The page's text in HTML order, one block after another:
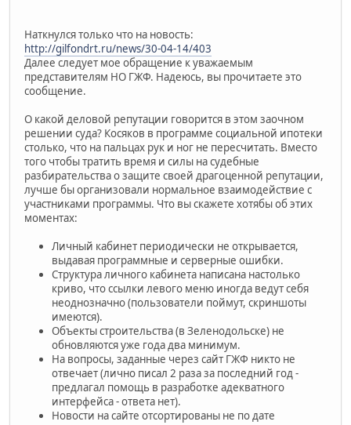
Наткнулся только что на новость:
http://gilfondrt.ru/news/30-04-14/403
Далее следует мое обращение к уважаемым
представителям НО ГЖФ. Надеюсь, вы прочитаете это
сообщение.
О какой деловой репутации говорится в этом заочном
решении суда? Косяков в программе социальной ипотеки
столько, что на пальцах рук и ног не пересчитать. Вместо
того чтобы тратить время и силы на судебные
разбирательства о защите своей драгоценной репутации,
лучше бы организовали нормальное взаимодействие с
участниками программы. Что вы скажете хотябы об этих
моментах:
Личный кабинет периодически не открывается,
выдавая программные и серверные ошибки.
Структура личного кабинета написана настолько
криво, что ссылки левого меню иногда ведут себя
неоднозначно (пользователи поймут, скриншоты
имеются).
Объекты строительства (в Зеленодольске) не
обновляются уже года два минимум.
На вопросы, заданные через сайт ГЖФ никто не
отвечает (лично писал 2 раза за последний год -
предлагал помощь в разработке адекватного
интерфейса - ответа нет).
Новости на сайте отсортированы не по дате